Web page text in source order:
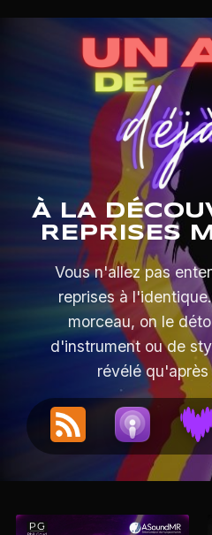
À LA
REPRISES
Vous n'allez pas
reprises à
morceau, on le
d'instrument ou de
révélé